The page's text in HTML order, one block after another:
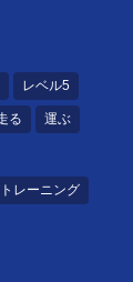
レベル5
る 運ぶ
トレーニング